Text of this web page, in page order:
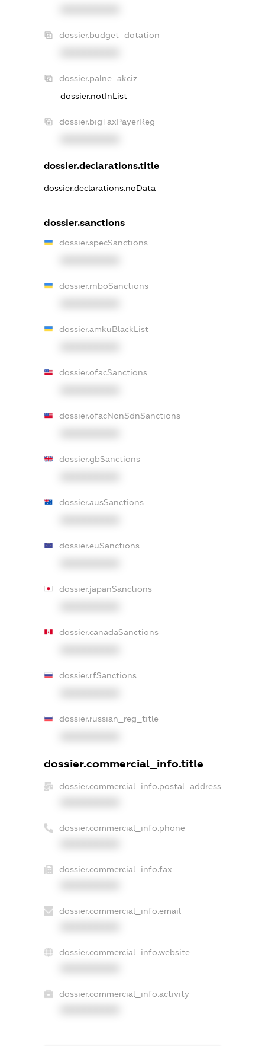
dossier.budget_dotation
dossier.palne_akciz
dossier.notInList
dossier.bigTaxPayerReg
dossier.declarations.title
dossier.declarations.noData
dossier.sanctions
dossier.specSanctions
dossier.rnboSanctions
dossier.amkuBlackList
dossier.ofacSanctions
dossier.ofacNonSdnSanctions
dossier.gbSanctions
dossier.ausSanctions
dossier.euSanctions
dossier.japanSanctions
dossier.canadaSanctions
dossier.rfSanctions
dossier.russian_reg_title
dossier.commercial_info.title
dossier.commercial_info.postal_address
dossier.commercial_info.phone
dossier.commercial_info.fax
dossier.commercial_info.email
dossier.commercial_info.website
dossier.commercial_info.activity